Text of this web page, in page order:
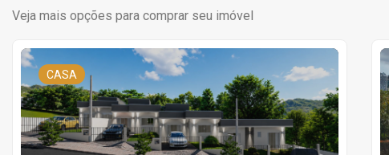
Veja mais opções para comprar seu imóvel
CASA